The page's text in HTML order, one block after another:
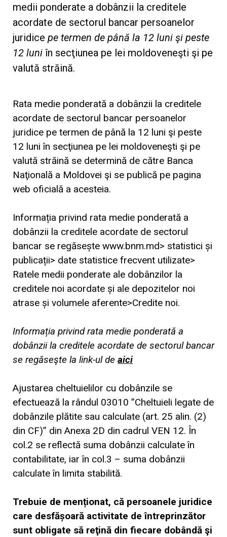
medii ponderate a dobânzii la creditele
acordate de sectorul bancar persoanelor
juridice pe termen de până la 12 luni şi peste
12 luni în secţiunea pe lei moldoveneşti şi pe
valută străină.
Rata medie ponderată a dobânzii la creditele
acordate de sectorul bancar persoanelor
juridice pe termen de până la 12 luni şi peste
12 luni în secţiunea pe lei moldoveneşti şi pe
valută străină se determină de către Banca
Naţională a Moldovei şi se publică pe pagina
web oficială a acesteia.
Informația privind rata medie ponderată a
dobânzii la creditele acordate de sectorul
bancar se regăsește www.bnm.md> statistici și
publicații> date statistice frecvent utilizate>
Ratele medii ponderate ale dobânzilor la
creditele noi acordate și ale depozitelor noi
atrase și volumele aferente>Credite noi.
Informația privind rata medie ponderată a
dobânzii la creditele acordate de sectorul bancar
se regăseşte la link-ul de aici
Ajustarea cheltuielilor cu dobânzile se
efectuează la rândul 03010 ”Cheltuieli legate de
dobânzile plătite sau calculate (art. 25 alin. (2)
din CF)” din Anexa 2D din cadrul VEN 12. În
col.2 se reflectă suma dobânzii calculate în
contabilitate, iar în col.3 – suma dobânzii
calculate în limita stabilită.
Trebuie de menționat, că persoanele juridice
care desfășoară activitate de întreprinzător
sunt obligate să reţină din fiecare dobândă şi